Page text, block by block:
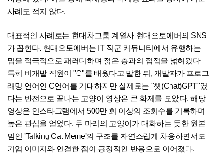
사례도 적지 않다.
대표적인 사례로는 현대차그룹 계열사 현대오토에버의 SNS
가 꼽힌다. 현대오토에버는 IT 직군 커뮤니티에서 유행하는
밈을 적극적으로 패러디하며 젊은 층과의 접점을 넓혀왔다.
특히 비개발 직원이 "C"를 배웠다고 말한 뒤, 개발자가 프로그
래밍 언어인 C언어를 기대하지만 실제로는 "챗(Chat)GPT"였
다는 반전으로 끝나는 고양이 영상은 큰 화제를 모았다. 해당
영상은 인스타그램에서 500만 회 이상의 조회수를 기록하며
높은 관심을 얻었다. 두 마리의 고양이가 대화하는 듯한 원본
밈인 'Talking Cat Meme'의 구조를 자연스럽게 차용하면서도
기업 이미지와 연결한 점이 긍정적인 반응으로 이어졌다.